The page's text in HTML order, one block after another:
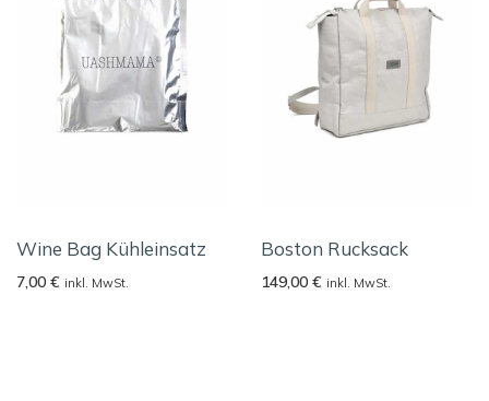
Wine Bag Kühleinsatz
7,00 € inkl. MwSt.
Boston Rucksack
149,00 € inkl. MwSt.